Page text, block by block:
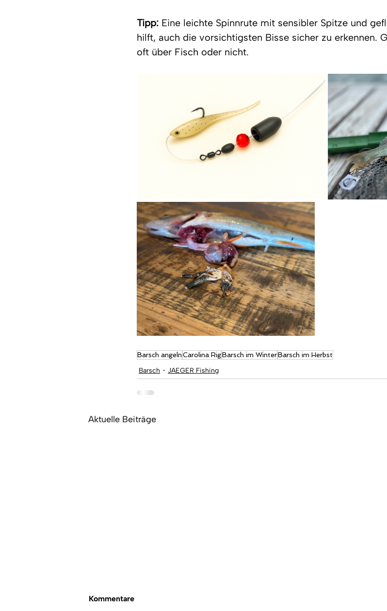
Tipp: Eine leichte Spinnrute mit sensibler Spitze und
hilft, auch die vorsichtigsten Bisse sicher zu erkennen.
oft über Fisch oder nicht.
Barsch angelnCarolina RigBarsch im WinterBarsch im Herbst
Barsch JAEGER Fishing
Aktuelle Beiträge
Kommentare